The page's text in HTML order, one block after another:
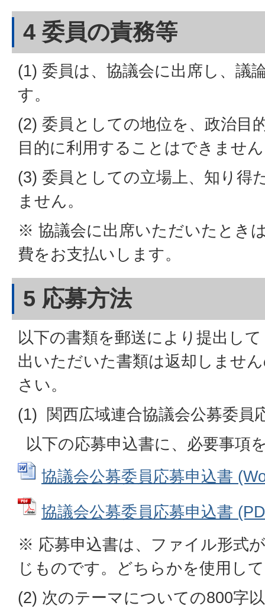
4 委員の責務等
(1) 委員は、協議会に出席し、議
す。
(2) 委員としての地位を、政治目
目的に利用することはできませ
(3) 委員としての立場上、知り得
ません。
※ 協議会に出席いただいたとき
費をお支払いします。
5 応募方法
以下の書類を郵送により提出し
出いただいた書類は返却しませ
さい。
(1) 関西広域連合協議会公募委員
以下の応募申込書に、必要事項
協議会公募委員応募申込書
協議会公募委員応募申込書
※ 応募申込書は、ファイル形式
じものです。どちらかを使用し
(2) 次のテーマについての800字